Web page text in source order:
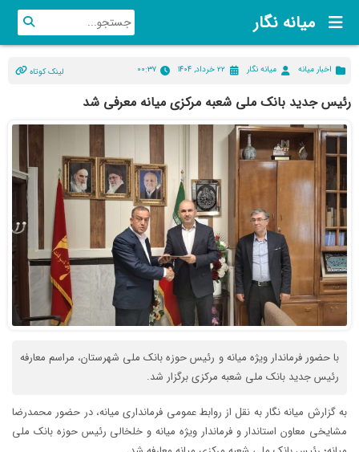
میانه نگار
اخبار میانه میانه نگار ۲۲ خرداد, ۱۴۰۴ ۰۰:۳۷ لینک کوتاه
رئیس جدید بانک ملی شعبه مرکزی میانه معرفی شد
با حضور فرماندار ویژه میانه و رئیس حوزه بانک ملی شهرستان، مراسم معارفه
رئیس جدید بانک ملی شعبه مرکزی برگزار شد.
به گزارش میانه نگار به نقل از روابط عمومی فرمانداری میانه، در حضور محمدرضا
مشایخی معاون استاندار و فرماندار ویژه میانه و خلخالی رئیس حوزه بانک ملی